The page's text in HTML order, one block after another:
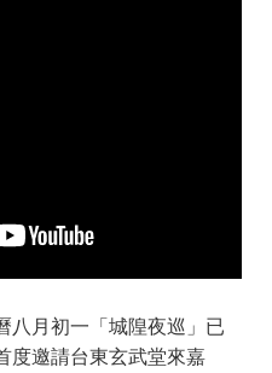
八月初一「城隍夜巡」已
度邀請台東玄武堂來嘉